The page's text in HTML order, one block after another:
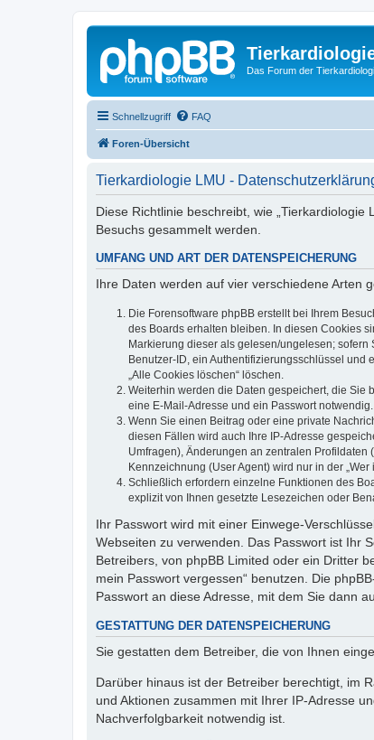
Das Forum der
Schnellzugriff FAQ
Foren-Übersicht
Tierkardiologie LMU -
Diese Richtlinie beschreibt, wie
Besuchs gesammelt werden.
UMFANG UND ART DER DATENSPEICHERUNG
Ihre Daten werden auf vier verschiedene Arten
Die Forensoftware phpBB erstellt bei Ihrem
des Boards erhalten bleiben. In diesen Cookies
Markierung dieser als gelesen/ungelesen;
Benutzer-ID, ein Authentifizierungsschlüssel
„Alle Cookies löschen“ löschen.
Weiterhin werden die Daten gespeichert, die Sie
eine E-Mail-Adresse und ein Passwort
Wenn Sie einen Beitrag oder eine private
diesen Fällen wird auch Ihre IP-Adresse
Umfragen), Änderungen an zentralen
Kennzeichnung (User Agent) wird nur in der
Schließlich erfordern einzelne Funktionen des
explizit von Ihnen gesetzte Lesezeichen oder
Ihr Passwort wird mit einer Einwege-
Webseiten zu verwenden. Das Passwort ist Ihr
Betreibers, von phpBB Limited oder ein Dritter
mein Passwort vergessen“ benutzen. Die
Passwort an diese Adresse, mit dem Sie dann
GESTATTUNG DER DATENSPEICHERUNG
Sie gestatten dem Betreiber, die von Ihnen
Darüber hinaus ist der Betreiber berechtigt, im
und Aktionen zusammen mit Ihrer IP-Adresse
Nachverfolgbarkeit notwendig ist.